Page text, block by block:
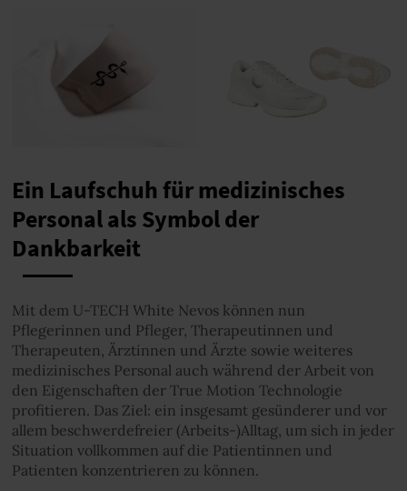
Ein Laufschuh für medizinisches
Personal als Symbol der
Dankbarkeit
Mit dem U-TECH White Nevos können nun
Pflegerinnen und Pfleger, Therapeutinnen und
Therapeuten, Ärztinnen und Ärzte sowie weiteres
medizinisches Personal auch während der Arbeit von
den Eigenschaften der True Motion Technologie
profitieren. Das Ziel: ein insgesamt gesünderer und vor
allem beschwerdefreier (Arbeits-)Alltag, um sich in jeder
Situation vollkommen auf die Patientinnen und
Patienten konzentrieren zu können.